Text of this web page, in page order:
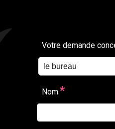
Votre demande
Nom*